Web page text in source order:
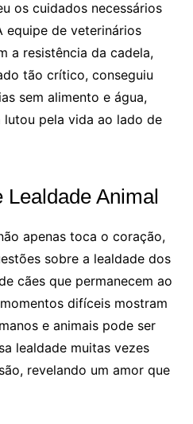
os cuidados necessários
equipe de veterinários
a resistência da cadela,
tão crítico, conseguiu
sem alimento e água,
pela vida ao lado de
Lealdade Animal
apenas toca o coração,
sobre a lealdade dos
cães que permanecem ao
difíceis mostram
e animais pode ser
lealdade muitas vezes
revelando um amor que